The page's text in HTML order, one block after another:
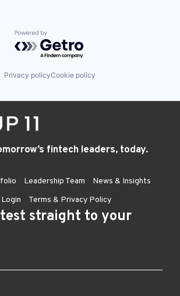
Powered by Getro.com
Privacy policyCookie policy
fintech leaders, today.
Leadership Team
News & Insights
Terms & Privacy Policy
straight to your